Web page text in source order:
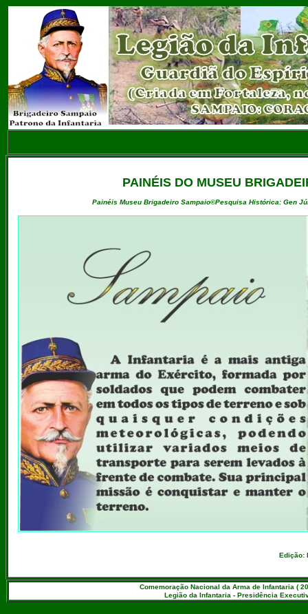
PAINÉIS DO MUSEU
Painéis Museu Brigadeiro Sampaio©Pesquisa Histórica: Gen
Edição:
Comemoração Nacional da Arma de Infantaria (
Legião da Infantaria - Presidência